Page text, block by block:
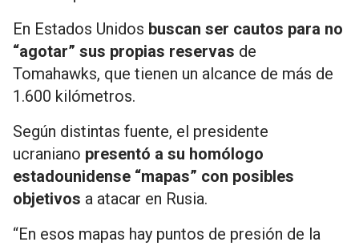
En Estados Unidos buscan ser cautos para no
“agotar” sus propias reservas de
Tomahawks, que tienen un alcance de más de
1.600 kilómetros.
Según distintas fuente, el presidente
ucraniano presentó a su homólogo
estadounidense “mapas” con posibles
objetivos a atacar en Rusia.
“En esos mapas hay puntos de presión de la